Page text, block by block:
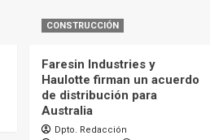
CONSTRUCCIÓN
Faresin Industries y
Haulotte firman un acuerdo
de distribución para
Australia
Dpto. Redacción